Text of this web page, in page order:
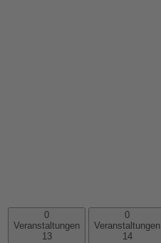
0
Veranstaltungen
13
0
Veranstaltungen
14